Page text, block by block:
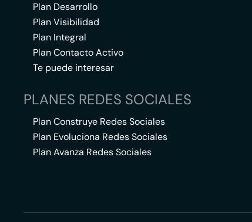
Plan Desarrollo
Plan Visibilidad
Plan Integral
Plan Contacto Activo
Te puede interesar
PLANES REDES SOCIALES
Plan Construye Redes Sociales
Plan Evoluciona Redes Sociales
Plan Avanza Redes Sociales